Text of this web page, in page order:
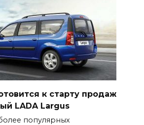
к старту продаж
LADA Largus
популярных